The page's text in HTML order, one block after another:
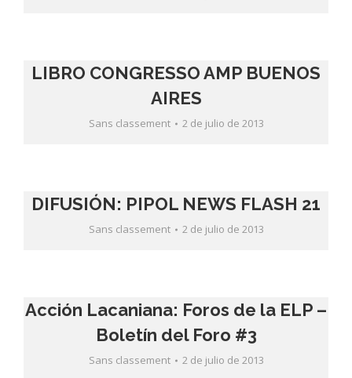
LIBRO CONGRESSO AMP BUENOS
AIRES
Sans classement 2 de julio de 2013
DIFUSIÓN: PIPOL NEWS FLASH 21
Sans classement 2 de julio de 2013
Acción Lacaniana: Foros de la ELP –
Boletín del Foro #3
Sans classement 2 de julio de 2013